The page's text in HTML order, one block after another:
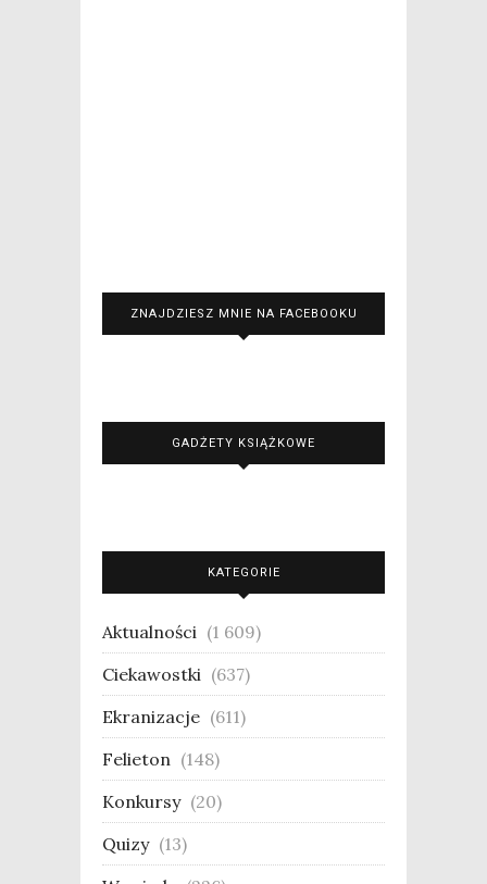
ZNAJDZIESZ MNIE NA FACEBOOKU
GADŻETY KSIĄŻKOWE
KATEGORIE
Aktualności (1 609)
Ciekawostki (637)
Ekranizacje (611)
Felieton (148)
Konkursy (20)
Quizy (13)